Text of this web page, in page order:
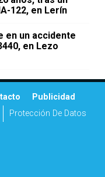
122, en Lerín
en un accidente
en Lezo
Publicidad
Protección De Datos